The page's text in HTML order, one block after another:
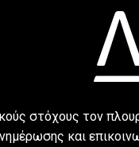
στόχους τον
και